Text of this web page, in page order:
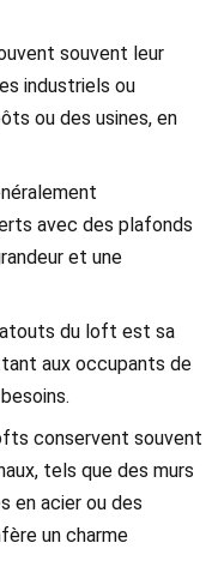
souvent leur
industriels ou
ou des usines, en
avec des plafonds
et une
atouts du loft est sa
aux occupants de
conservent souvent
tels que des murs
en acier ou des
un charme